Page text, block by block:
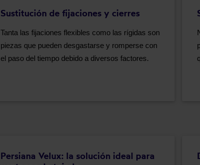
Sustitución de fijaciones y cierres
Tanta las fijaciones flexibles como las rígidas son
piezas que pueden desgastarse y romperse con
el paso del tiempo debido a diversos factores.
Persiana Velux: la solución ideal para